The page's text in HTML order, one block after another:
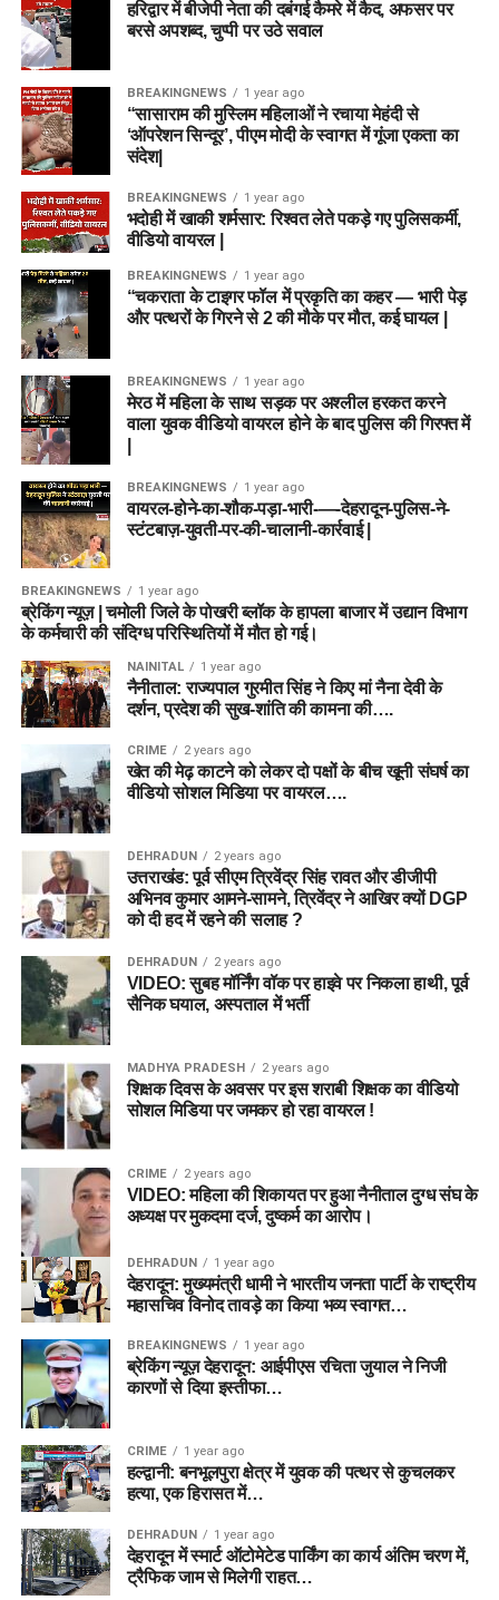
हरिद्वार में बीजेपी नेता की दबंगई कैमरे में कैद, अफसर पर
बरसे अपशब्द, चुप्पी पर उठे सवाल
BREAKINGNEWS 1 year ago
“सासाराम की मुस्लिम महिलाओं ने रचाया मेहंदी से
‘ऑपरेशन सिन्दूर’, पीएम मोदी के स्वागत में गूंजा एकता का
संदेश|
BREAKINGNEWS 1 year ago
भदोही में खाकी शर्मसार: रिश्वत लेते पकड़े गए पुलिसकर्मी,
वीडियो वायरल |
BREAKINGNEWS 1 year ago
“चकराता के टाइगर फॉल में प्रकृति का कहर — भारी पेड़
और पत्थरों के गिरने से 2 की मौके पर मौत, कई घायल |
BREAKINGNEWS 1 year ago
मेरठ में महिला के साथ सड़क पर अश्लील हरकत करने
वाला युवक वीडियो वायरल होने के बाद पुलिस की गिरफ्त में
BREAKINGNEWS 1 year ago
वायरल-होने-का-शौक-पड़ा-भारी-—-देहरादून-पुलिस-ने-
स्टंटबाज़-युवती-पर-की-चालानी-कार्रवाई |
BREAKINGNEWS 1 year ago
ब्रेकिंग न्यूज़ | चमोली जिले के पोखरी ब्लॉक के हापला बाजार में उद्यान विभाग
के कर्मचारी की संदिग्ध परिस्थितियों में मौत हो गई।
NAINITAL 1 year ago
नैनीताल: राज्यपाल गुरमीत सिंह ने किए मां नैना देवी के
दर्शन, प्रदेश की सुख-शांति की कामना की….
CRIME 2 years ago
खेत की मेढ़ काटने को लेकर दो पक्षों के बीच खूनी संघर्ष का
वीडियो सोशल मिडिया पर वायरल….
DEHRADUN 2 years ago
उत्तराखंड: पूर्व सीएम त्रिवेंद्र सिंह रावत और डीजीपी
अभिनव कुमार आमने-सामने, त्रिवेंद्र ने आखिर क्यों DGP
को दी हद में रहने की सलाह ?
DEHRADUN 2 years ago
VIDEO: सुबह मॉर्निंग वॉक पर हाइवे पर निकला हाथी, पूर्व
सैनिक घयाल, अस्पताल में भर्ती
MADHYA PRADESH 2 years ago
शिक्षक दिवस के अवसर पर इस शराबी शिक्षक का वीडियो
सोशल मिडिया पर जमकर हो रहा वायरल !
CRIME 2 years ago
VIDEO: महिला की शिकायत पर हुआ नैनीताल दुग्ध संघ के
अध्यक्ष पर मुकदमा दर्ज, दुष्कर्म का आरोप।
DEHRADUN 1 year ago
देहरादून: मुख्यमंत्री धामी ने भारतीय जनता पार्टी के राष्ट्रीय
महासचिव विनोद तावड़े का किया भव्य स्वागत…
BREAKINGNEWS 1 year ago
ब्रेकिंग न्यूज़ देहरादून: आईपीएस रचिता जुयाल ने निजी
कारणों से दिया इस्तीफा…
CRIME 1 year ago
हल्द्वानी: बनभूलपुरा क्षेत्र में युवक की पत्थर से कुचलकर
हत्या, एक हिरासत में…
DEHRADUN 1 year ago
देहरादून में स्मार्ट ऑटोमेटेड पार्किंग का कार्य अंतिम चरण में,
ट्रैफिक जाम से मिलेगी राहत…